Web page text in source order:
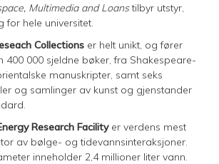
Multimedia and Loanstilbyr utstyr,
hele universitet.
Collections er helt unikt, og fører
400 000 sjeldne bøker, fra Shakespeare-
manuskripter, samt seks
og samlinger av kunst og gjenstander
Research Facilityer verdens mest
av bølge- og tidevannsinteraksjoner.
inneholder 2,4 millioner liter vann.